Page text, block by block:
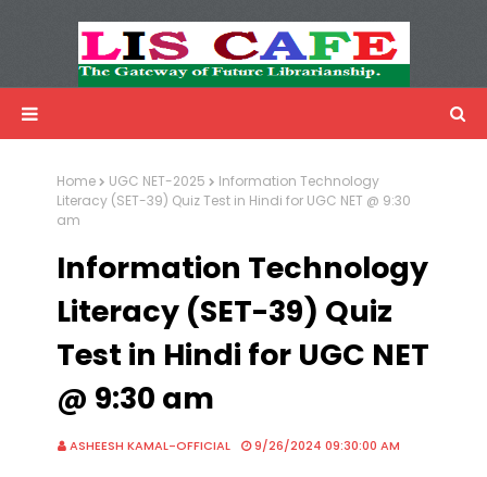
Advertisemnet
Home UGC NET-2025
Information Technology
Literacy (SET-39) Quiz Test in Hindi for UGC NET @ 9:30
am
Information Technology
Literacy (SET-39) Quiz
Test in Hindi for UGC NET
@ 9:30 am
ASHEESH KAMAL-OFFICIAL 9/26/2024 09:30:00 AM